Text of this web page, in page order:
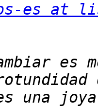
es at
es
una